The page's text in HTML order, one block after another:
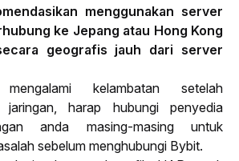
menggunakan server
ke Jepang atau Hong Kong
geografis jauh dari server
kelambatan setelah
jaringan, harap hubungi penyedia
anda masing-masing untuk
sebelum menghubungi Bybit.